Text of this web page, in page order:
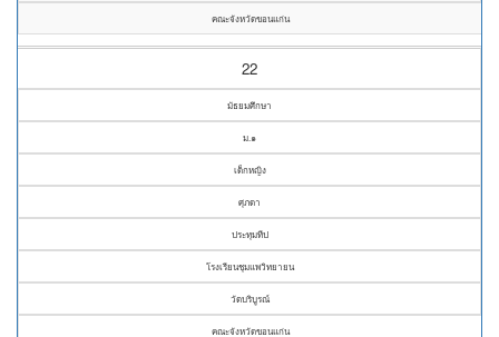
คณะจังหวัดขอนแก่น
22
มัธยมศึกษา
ม.๑
เด็กหญิง
ศุภดา
ประทุมทีป
โรงเรียนชุมแพวิทยายน
วัดบริบูรณ์
คณะจังหวัดขอนแก่น